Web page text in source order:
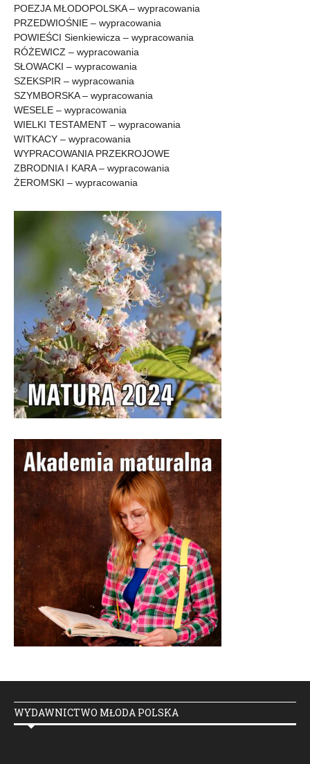
POEZJA MŁODOPOLSKA – wypracowania
PRZEDWIOŚNIE – wypracowania
POWIEŚCI Sienkiewicza – wypracowania
RÓŻEWICZ – wypracowania
SŁOWACKI – wypracowania
SZEKSPIR – wypracowania
SZYMBORSKA – wypracowania
WESELE – wypracowania
WIELKI TESTAMENT – wypracowania
WITKACY – wypracowania
WYPRACOWANIA PRZEKROJOWE
ZBRODNIA I KARA – wypracowania
ŻEROMSKI – wypracowania
WYDAWNICTWO MŁODA POLSKA